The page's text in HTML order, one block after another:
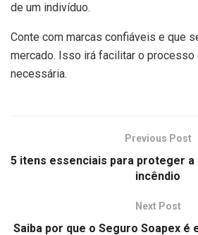
de um indivíduo.
Conte com marcas confiáveis e que
mercado. Isso irá facilitar o processo
necessária.
Previous Post
5 itens essenciais para proteger
incêndio
Next Post
Saiba por que o Seguro Soapex é